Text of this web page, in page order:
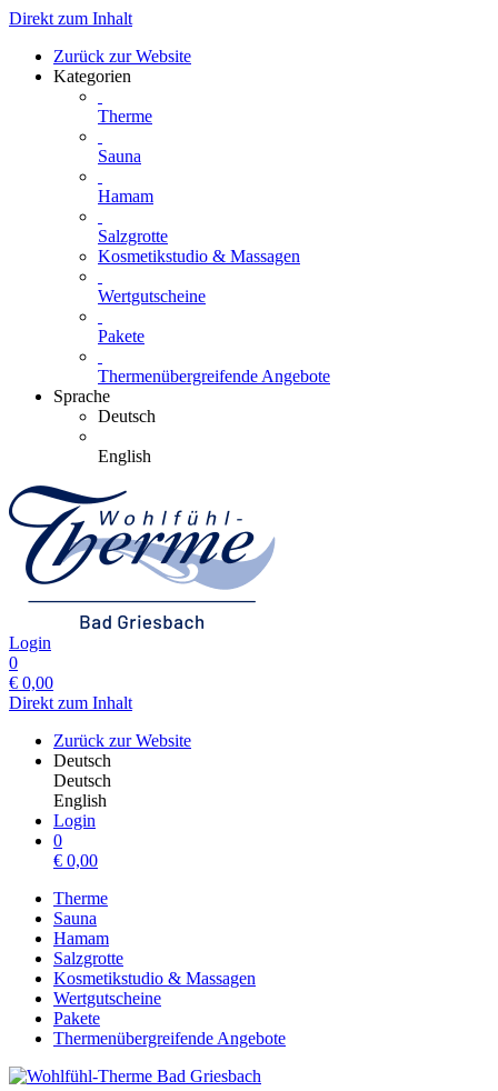
Direkt zum Inhalt
Zurück zur Website
Kategorien
Therme
Sauna
Hamam
Salzgrotte
Kosmetikstudio & Massagen
Wertgutscheine
Pakete
Thermenübergreifende Angebote
Sprache
Deutsch
English
Login
0
€ 0,00
Direkt zum Inhalt
Zurück zur Website
Deutsch
Deutsch
English
Login
0
€ 0,00
Therme
Sauna
Hamam
Salzgrotte
Kosmetikstudio & Massagen
Wertgutscheine
Pakete
Thermenübergreifende Angebote